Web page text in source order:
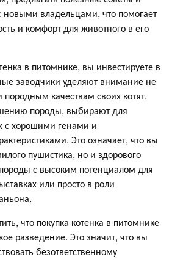
новыми владельцами, что помогает
и комфорт для животного в его
в питомнике, вы инвестируете в
заводчики уделяют внимание не
качествам своих котят.
породы, выбирают для
с хорошими генами и
Это означает, что вы
пушистика, но и здорового
с высоким потенциалом для
или просто в роли
что покупка котенка в питомнике
разведение. Это значит, что вы
безответственному